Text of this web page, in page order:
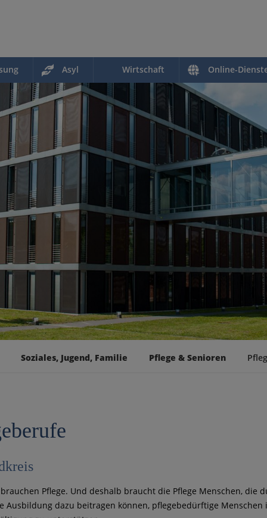
Asyl Wirtschaft Online-
Soziales, Jugend, Familie Pflege & Senioren
Pflege. Und deshalb braucht die Pflege Menschen, die
Ausbildung dazu beitragen können, pflegebedürftige Menschen